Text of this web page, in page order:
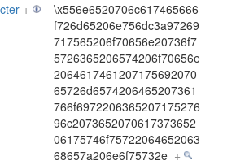
+
\x556e6520706c617465666
f726d65206e756dc3a97269
717565206f70656e20736f7
5726365206574206f70656e
2064617461207175692070
65726d6574206465207361
766f6972206365207175276
96c2073652070617373652
06175746f75722064652063
68657a206e6f75732e +